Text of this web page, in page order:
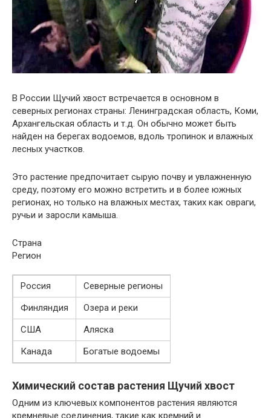
В России Щучий хвост встречается в основном в
северных регионах страны: Ленинградская область, Коми,
Архангельская область и т.д. Он обычно может быть
найден на берегах водоемов, вдоль тропинок и влажных
лесных участков.
Это растение предпочитает сырую почву и увлажненную
среду, поэтому его можно встретить и в более южных
регионах, но только на влажных местах, таких как овраги,
ручьи и заросли камыша.
Страна
Регион
Россия
Северные регионы
Финляндия
Озера и реки
США
Аляска
Канада
Богатые водоемы
Химический состав растения Щучий хвост
Одним из ключевых компонентов растения являются
кремневые соединения, такие как кремний и